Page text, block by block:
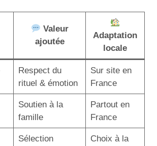
Valeur
ajoutée
Adaptation
locale
Respect du
rituel & émotion
Sur site en
France
Soutien à la
famille
Partout en
France
Sélection
Choix à la